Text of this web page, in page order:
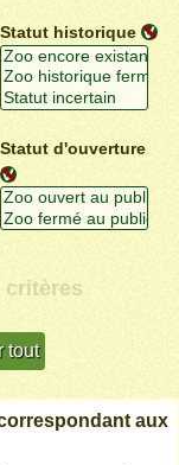
Statut historique
Statut d'ouverture
critères
aux